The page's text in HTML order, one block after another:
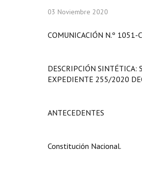
03 Noviembre 2020
COMUNICACIÓN N.º 1051-
DESCRIPCIÓN SINTÉTICA:
EXPEDIENTE 255/2020
ANTECEDENTES
Constitución Nacional.